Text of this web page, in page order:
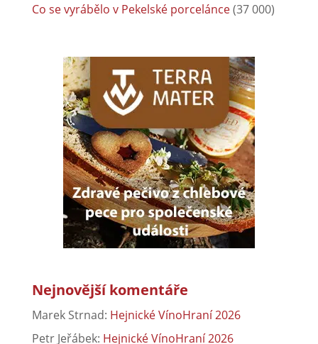
Co se vyrábělo v Pekelské porcelánce(37 000)
Nejnovější komentáře
Marek Strnad: Hejnické VínoHraní 2026
Petr Jeřábek: Hejnické VínoHraní 2026